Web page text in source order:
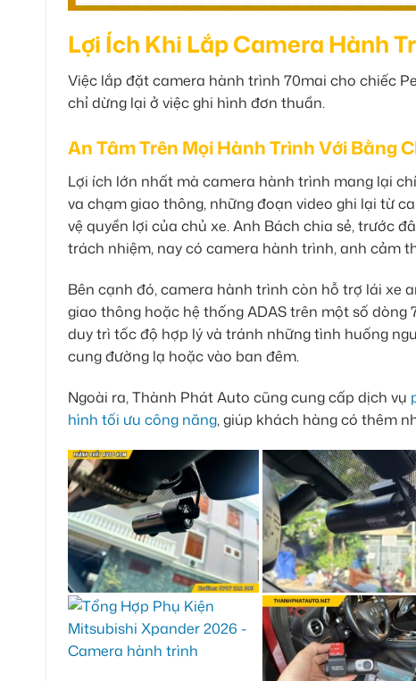
Lợi Ích Khi Lắp Camera Hành
Việc lắp đặt camera hành trình 70mai cho chiếc
chỉ dừng lại ở việc ghi hình đơn thuần.
An Tâm Trên Mọi Hành Trình Với Bằng
Lợi ích lớn nhất mà camera hành trình mang lại
va chạm giao thông, những đoạn video ghi lại từ
vệ quyền lợi của chủ xe. Anh Bách chia sẻ, trước
trách nhiệm, nay có camera hành trình, anh cảm
Bên cạnh đó, camera hành trình còn hỗ trợ lái xe
giao thông hoặc hệ thống ADAS trên một số
duy trì tốc độ hợp lý và tránh những tình huống
cung đường lạ hoặc vào ban đêm.
Ngoài ra, Thành Phát Auto cũng cung cấp dịch vụ
hình tối ưu công năng, giúp khách hàng có thêm